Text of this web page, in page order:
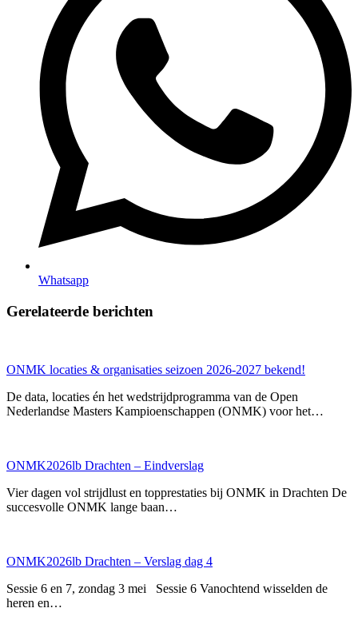
Whatsapp
Gerelateerde berichten
ONMK locaties & organisaties seizoen 2026-2027 bekend!
De data, locaties én het wedstrijdprogramma van de Open
Nederlandse Masters Kampioenschappen (ONMK) voor het…
ONMK2026lb Drachten – Eindverslag
Vier dagen vol strijdlust en topprestaties bij ONMK in Drachten De
succesvolle ONMK lange baan…
ONMK2026lb Drachten – Verslag dag 4
Sessie 6 en 7, zondag 3 mei Sessie 6 Vanochtend wisselden de
heren en…